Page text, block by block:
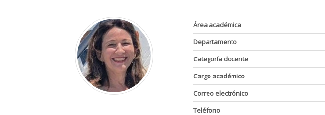
Área académica
Departamento
Categoría docente
Cargo académico
Correo electrónico
Teléfono